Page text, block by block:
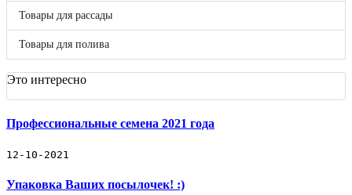
Syngenta
Takii Europe
Vegetallis
ВНИИССОК
Гавриш
Sakata
Прайс-лист
Семена цветов (профессиональные семена)
Семена овощей (профессиональные семена)
Товары для рассады
Товары для полива
Это интересно
Профессиональные семена 2021 года
12-10-2021
Упаковка Ваших посылочек! :)